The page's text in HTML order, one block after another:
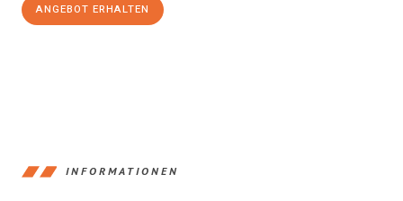
ANGEBOT ERHALTEN
INFORMATIONEN